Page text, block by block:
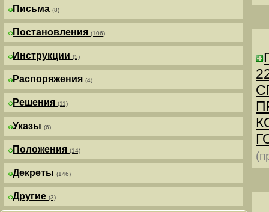
Письма (8)
Постановления (106)
Инструкции (5)
Распоряжения (4)
Решения (11)
Указы (6)
Положения (14)
Декреты (146)
Другие (3)